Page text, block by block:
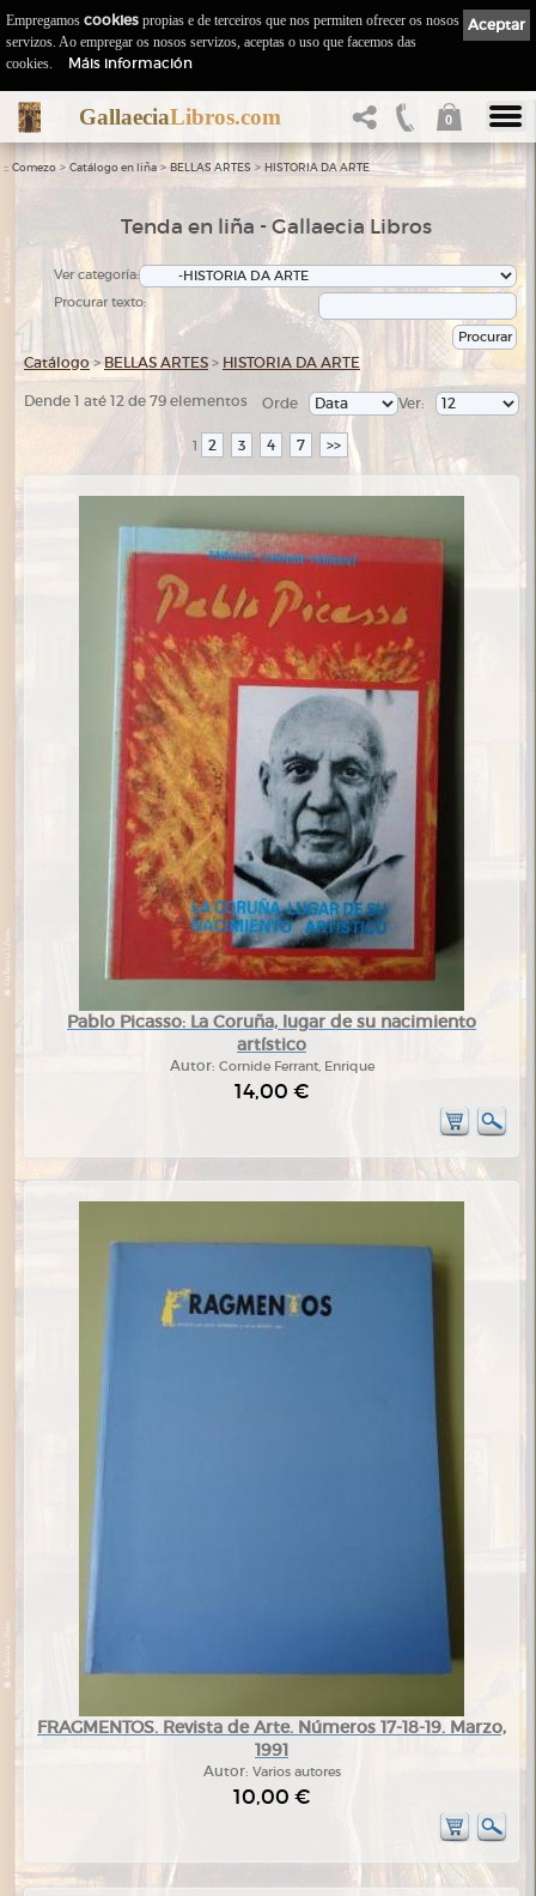
GallaeciaLibros.com 0
:: Comezo > Catálogo en liña > BELLAS ARTES > HISTORIA DA ARTE
Tenda en liña - Gallaecia Libros
Ver categoría:
Procurar texto:
Catálogo >BELLAS ARTES > HISTORIA DA ARTE
Dende 1 até 12 de 79 elementos Ver:
Orde
1 2 3 4 7 >>
Pablo Picasso: La Coruña, lugar de su nacimiento
artístico
Autor: Cornide Ferrant, Enrique
14,00 €
FRAGMENTOS. Revista de Arte. Números 17-18-19. Marzo,
1991
Autor: Varios autores
10,00 €
Aceptar
Empregamos cookies propias e de terceiros que nos permiten ofrecer os nosos
servizos. Ao empregar os nosos servizos, aceptas o uso que facemos das
cookies.
Máis información